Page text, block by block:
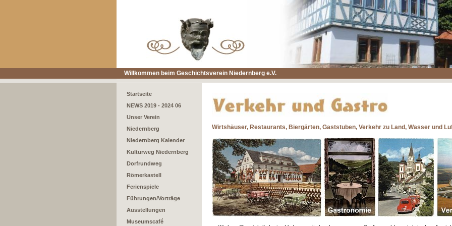
Willkommen beim Geschichtsverein Niedernberg e.V.
Startseite
NEWS 2019 - 2024 06
Unser Verein
Niedernberg
Niedernberg Kalender
Kulturweg Niedernberg
Dorfrundweg
Römerkastell
Ferienspiele
Führungen/Vorträge
Ausstellungen
Museumscafé
Wirtshäuser, Restaurants, Biergärten, Gaststuben, Verkehr zu Land, Wasser und